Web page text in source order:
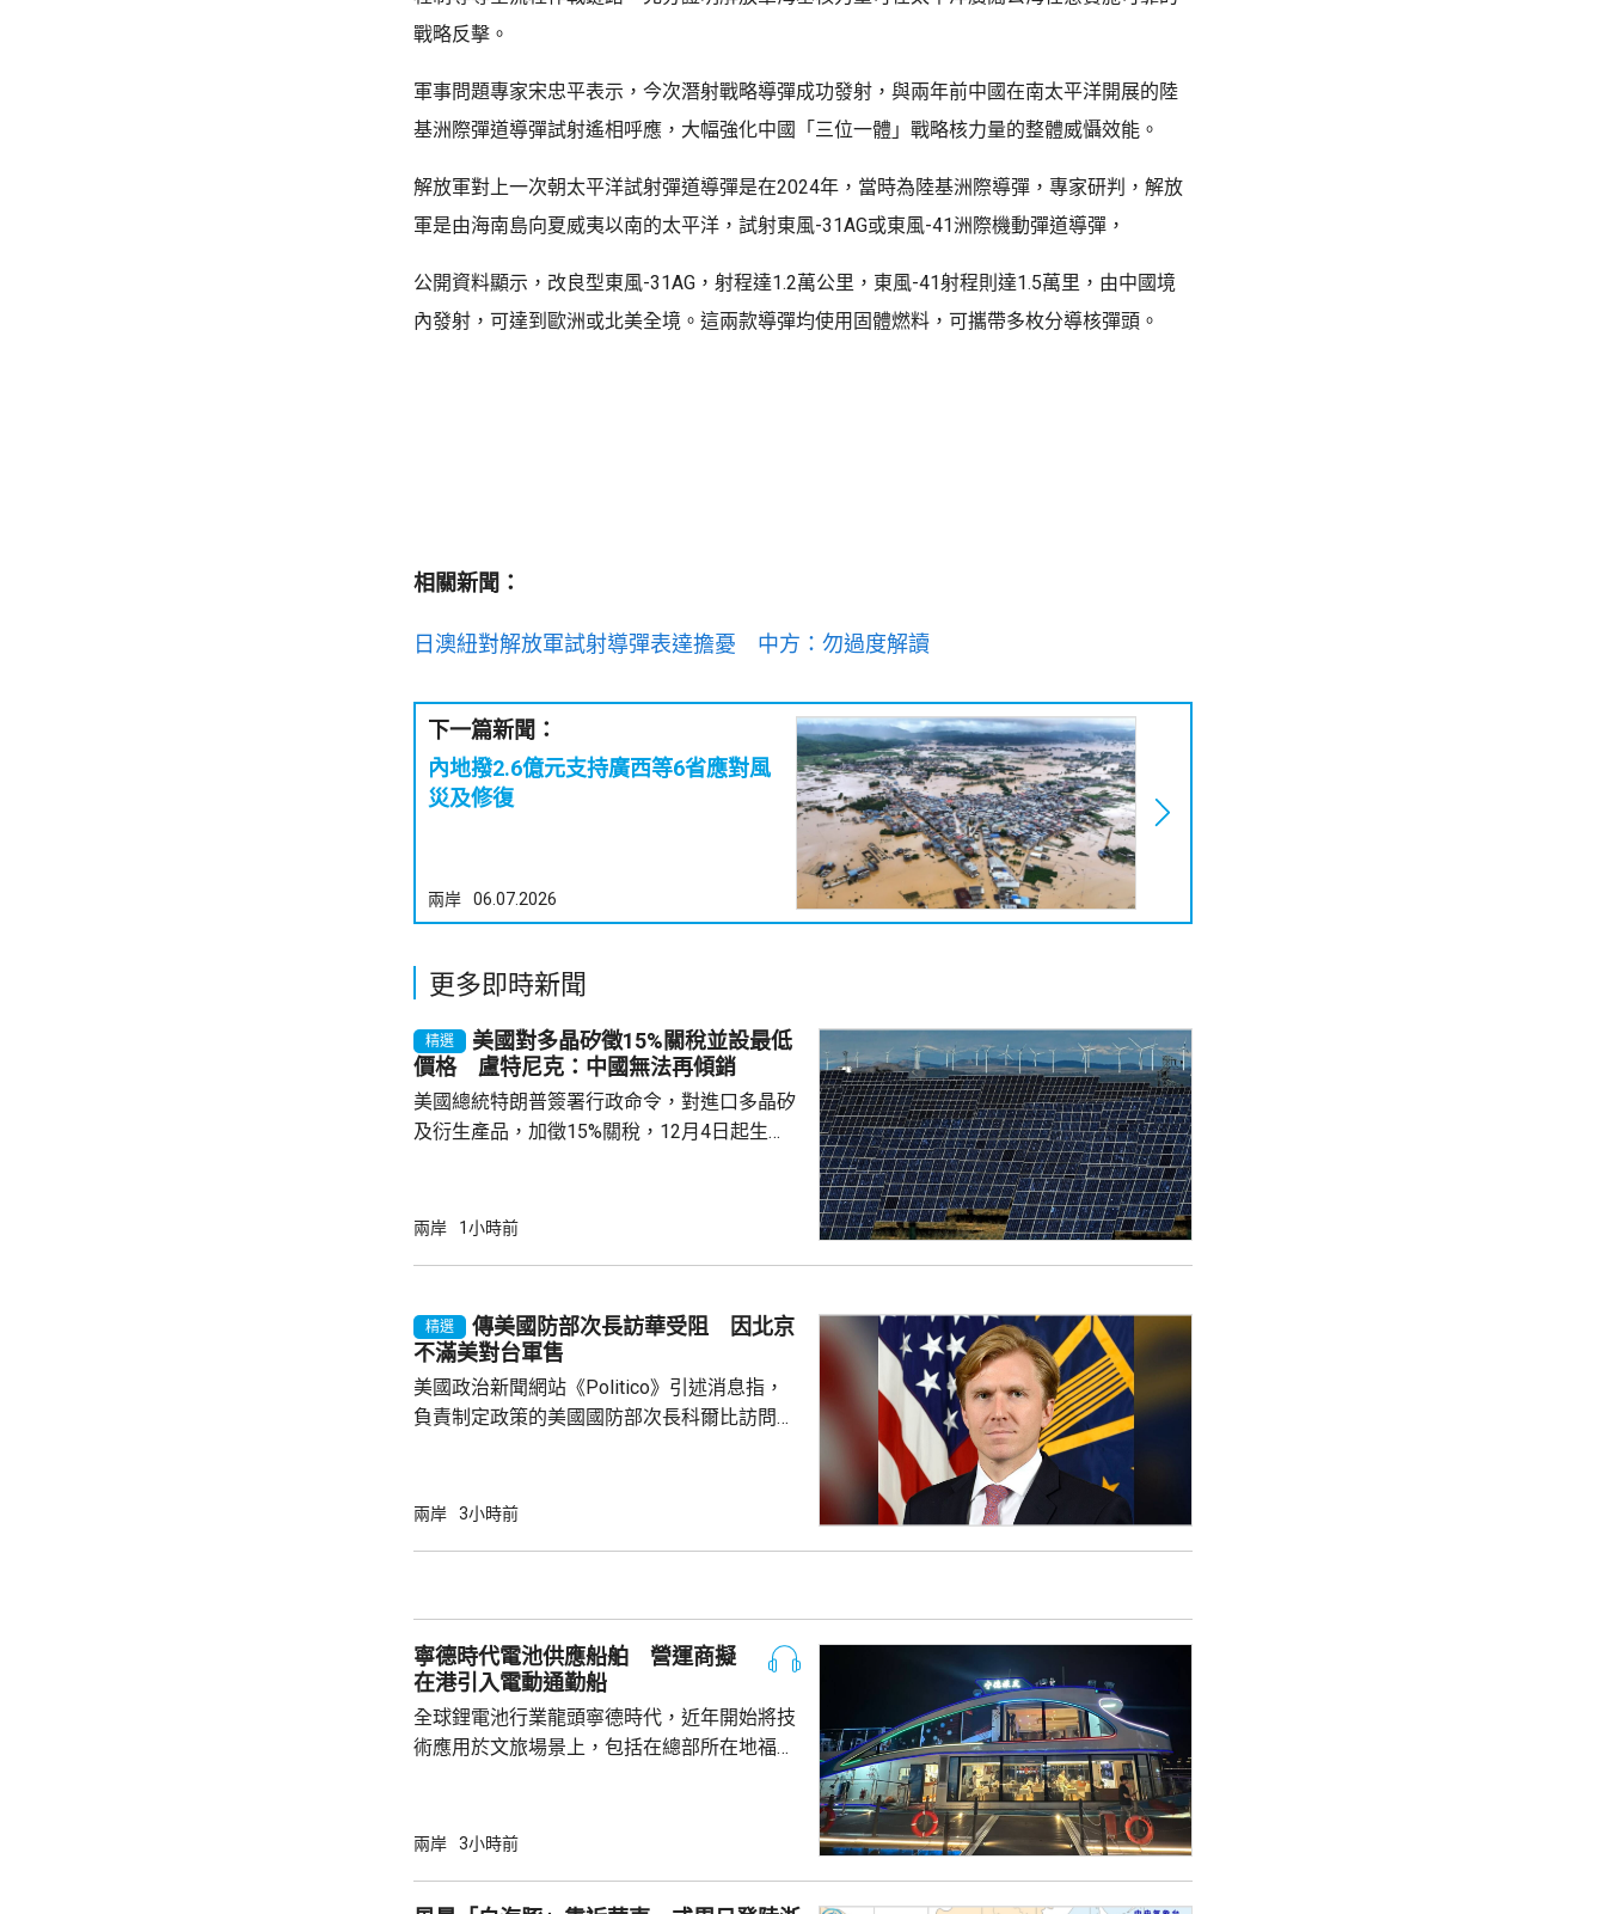
戰略反擊。
軍事問題專家宋忠平表示，今次潛射戰略導彈成功發射，與兩年前中國在南太平洋開展的陸
基洲際彈道導彈試射遙相呼應，大幅強化中國「三位一體」戰略核力量的整體威懾效能。
解放軍對上一次朝太平洋試射彈道導彈是在2024年，當時為陸基洲際導彈，專家研判，解放
軍是由海南島向夏威夷以南的太平洋，試射東風-31AG或東風-41洲際機動彈道導彈，
公開資料顯示，改良型東風-31AG，射程達1.2萬公里，東風-41射程則達1.5萬里，由中國境
內發射，可達到歐洲或北美全境。這兩款導彈均使用固體燃料，可攜帶多枚分導核彈頭。
相關新聞：
日澳紐對解放軍試射導彈表達擔憂 中方：勿過度解讀
下一篇新聞：
內地撥2.6億元支持廣西等6省應對風
災及修復
兩岸 06.07.2026
更多即時新聞
精選
美國對多晶矽徵15%關稅並設最低
價格 盧特尼克：中國無法再傾銷
美國總統特朗普簽署行政命令，對進口多晶矽
及衍生產品，加徵15%關稅，12月4日起生
產品設定最低價格，其中多晶矽每公斤21美
商務部制定計劃，若企業承諾在美國建設、翻
新或擴建多晶矽、晶圓或太陽能電池等生產設
施，並在2029年1月20日前...
兩岸 1小時前
精選
傳美國防部次長訪華受阻 因北京
不滿美對台軍售
美國政治新聞網站《Politico》引述消息指，
負責制定政策的美國國防部次長科爾比訪問中
售案。 報道指，科爾比認為美中關係過去一年
爭取中方的訪問邀請，並在中國國防大學發表
演講，要求國防部官員與北...
兩岸 3小時前
寧德時代電池供應船舶 營運商擬
在港引入電動通勤船
全球鋰電池行業龍頭寧德時代，近年開始將技
術應用於文旅場景上，包括在總部所在地福建
貴，但預料3至5年後將會回本，希望未來將電
兩岸 3小時前